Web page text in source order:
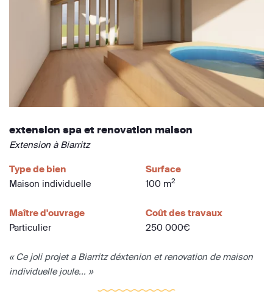
extension spa et renovation maison
Extension à Biarritz
Type de bien
Maison individuelle
Surface
100 m2
Maître d'ouvrage
Particulier
Coût des travaux
250 000€
« Ce joli projet a Biarritz déxtenion et renovation de maison
individuelle joule... »